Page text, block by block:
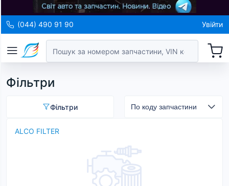
(044) 490 91 90 Увійти
Фільтри
Фільтри
ALCO FILTER